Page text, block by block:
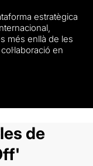
estratègica
més enllà de les
en
de